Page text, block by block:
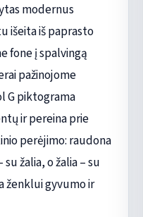
modernus
išeita iš paprasto
fone į spalvingą
pažinojome
G piktograma
ir pereina prie
perėjimo: raudona
žalia, o žalia – su
ženklui gyvumo ir